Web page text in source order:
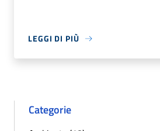
LEGGI DI PIÙ
Categorie